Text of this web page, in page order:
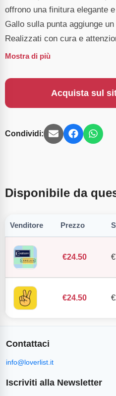
offrono una finitura elegante
Gallo sulla punta aggiunge
Realizzati con cura e
Mostra di più
Acquista sul
Condividi:
Disponibile da
Venditore Prezzo
€24.50 €
€24.50 €
Contattaci
info@loverlist.it
Iscriviti alla Newsletter